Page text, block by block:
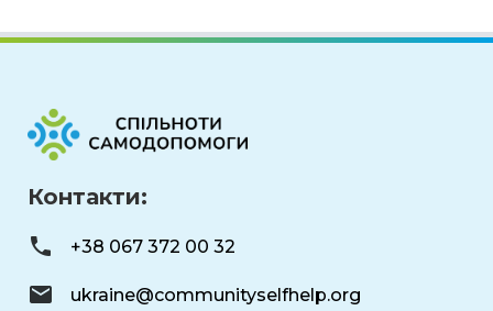
Контакти:
+38 067 372 00 32
ukraine@communityselfhelp.org